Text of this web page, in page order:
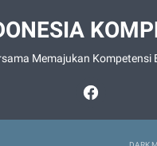
Memajukan Kompetensi